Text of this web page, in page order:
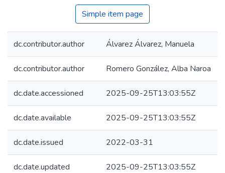
Policies
Simple item page
dc.contributor.author Álvarez Álvarez, Manuela
dc.contributor.author Romero González, Alba Naroa
dc.date.accessioned 2025-09-25T13:03:55Z
dc.date.available 2025-09-25T13:03:55Z
dc.date.issued 2022-03-31
dc.date.updated 2025-09-25T13:03:55Z